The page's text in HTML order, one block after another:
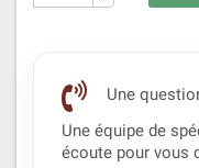
Une
Une équipe de
écoute pour vous